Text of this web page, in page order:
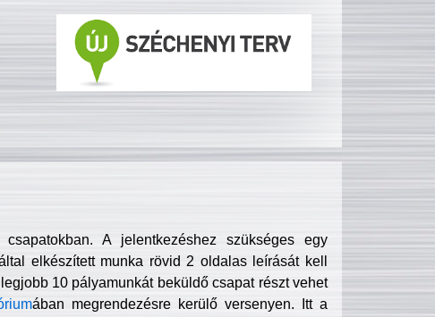
A jelentkezéshez szükséges egy
elkészített munka rövid 2 oldalas leírását kell
10 pályamunkát beküldő csapat részt vehet
ában megrendezésre kerülő versenyen. Itt a